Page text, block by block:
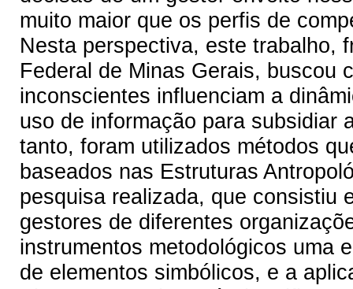
muito maior que os perfis de
Nesta perspectiva, este trabalho,
Federal de Minas Gerais, buscou
inconscientes influenciam a
uso de informação para subsidiar
tanto, foram utilizados métodos
baseados nas Estruturas
pesquisa realizada, que consistiu
gestores de diferentes
instrumentos metodológicos uma
de elementos simbólicos, e a